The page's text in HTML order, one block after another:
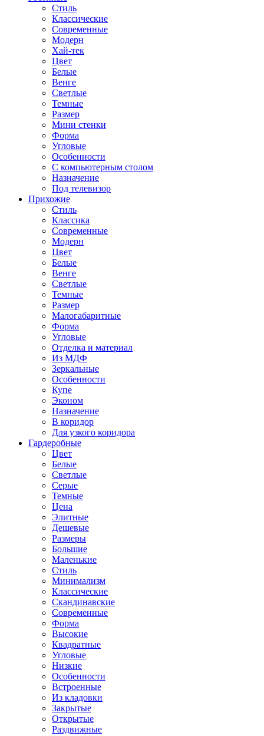
Стиль
Классические
Современные
Модерн
Хай-тек
Цвет
Белые
Венге
Светлые
Темные
Размер
Мини стенки
Форма
Угловые
Особенности
С компьютерным столом
Назначение
Под телевизор
Прихожие
Стиль
Классика
Современные
Модерн
Цвет
Белые
Венге
Светлые
Темные
Размер
Малогабаритные
Форма
Угловые
Отделка и материал
Из МДФ
Зеркальные
Особенности
Купе
Эконом
Назначение
В коридор
Для узкого коридора
Гардеробные
Цвет
Белые
Светлые
Серые
Темные
Цена
Элитные
Дешевые
Размеры
Большие
Маленькие
Стиль
Минимализм
Классические
Скандинавские
Современные
Форма
Высокие
Квадратные
Угловые
Низкие
Особенности
Встроенные
Из кладовки
Закрытые
Открытые
Раздвижные